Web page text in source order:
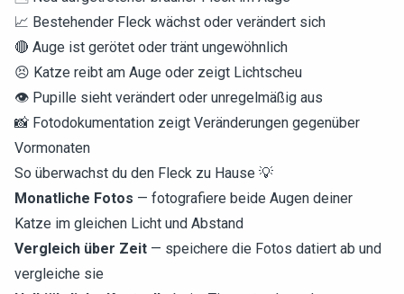
📈 Bestehender Fleck wächst oder verändert sich
🔴 Auge ist gerötet oder tränt ungewöhnlich
😣 Katze reibt am Auge oder zeigt Lichtscheu
👁️ Pupille sieht verändert oder unregelmäßig aus
📸 Fotodokumentation zeigt Veränderungen gegenüber
Vormonaten
So überwachst du den Fleck zu Hause 💡
Monatliche Fotos — fotografiere beide Augen deiner
Katze im gleichen Licht und Abstand
Vergleich über Zeit — speichere die Fotos datiert ab und
vergleiche sie